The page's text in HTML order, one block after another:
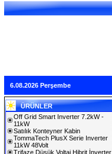
6.08.2026 Perşembe
ÜRÜNLER
Off Grid Smart Inverter 7.2kW -
11kW
Satılık Konteyner Kabin
TommaTech PlusX Serie Inverter
11kW 48Volt
Trifaze Düşük Voltaj Hibrit İnverter